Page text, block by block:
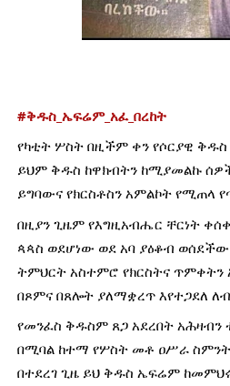
#ቅዱስ_ኤፍሬም_አፈ_በረከት
የካቲት ሦስት በዚችም ቀን የሶርያዊ
ይህም ቅዱስ ከዋክብትን ከሚያመልኩ
ይግባውና የክርስቶስን አምልኮት የሚጠላ
በዚያን ጊዜም የእግዚአብሔር ቸርነት
ጳጳስ ወደሆነው ወደ አባ ያዕቆብ
ትምህርት አስተምሮ የክርስትና
በጾምና በጸሎት ያለማቋረጥ እየተጋደለ
የመንፈስ ቅዱስም ጸጋ አደረበት አሕዛብን
በሚባል ከተማ የሦስት መቶ ዐሥራ
በተደረገ ጊዜ ይህ ቅዱስ ኤፍሬም